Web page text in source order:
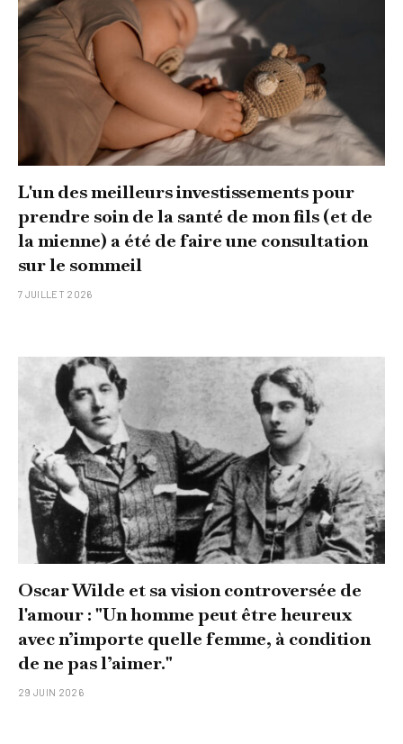
L'un des meilleurs investissements pour
prendre soin de la santé de mon fils (et de
la mienne) a été de faire une consultation
sur le sommeil
7 JUILLET 2026
Oscar Wilde et sa vision controversée de
l'amour : "Un homme peut être heureux
avec n’importe quelle femme, à condition
de ne pas l’aimer."
29 JUIN 2026